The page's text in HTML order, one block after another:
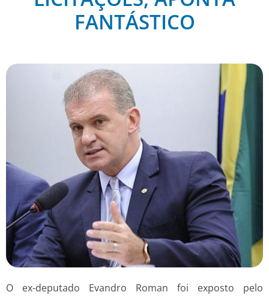
FANTÁSTICO
O ex-deputado Evandro Roman foi exposto pelo